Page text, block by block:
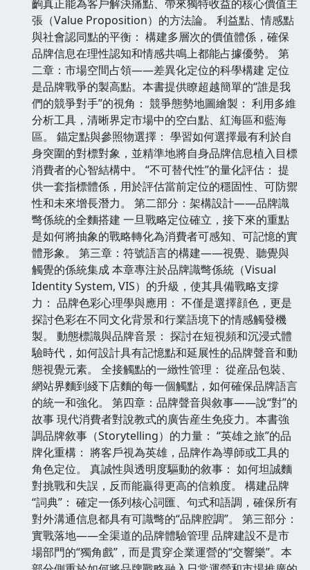
齣真正能為客戶解決痛點、帶來獨特收益的核心價值主
張（Value Proposition）的方法論。 利益點、情感點
與社會認同點的平衡： 構建多層次的價值體係，確保
品牌信息在理性認知和情感共鳴上都能占據優勢。 第
二章：市場空間占領——差異化定位的科學構建 定位
是品牌戰爭的製高點。本書提供瞭超越簡單的“誰是我
們的競爭對手”的視角： 競爭態勢地圖繪製： 利用多維
分析工具，清晰界定市場中的空白點、紅海區和藍海
區。 錨定點與參照物選擇： 學習如何選擇最有利於自
身突圍的對標對象，並精準地將自身品牌信息植入目標
消費者的心智結構中。 “不可替代性”的量化評估： 提
供一套指標體係，用於評估當前定位的穩固性、可防禦
性和未來增長潛力。 第二部分：架構設計——品牌識
彆係統的全麵搭建 一旦戰略定位確立，接下來的重點
是如何將抽象的戰略轉化為消費者可感知、可記憶的實
體形象。 第三章：符號語言的構建——視覺、聽覺與
觸覺的係統集成 本章專注於品牌識彆係統（Visual
Identity System, VIS）的升級，使其具備戰略支撐
力： 品牌色彩心理學與應用： 不僅是選擇顔色，更是
探討色彩在不同文化背景和行業語境下的情感觸發機
製。 動態標識與品牌音景： 探討在短視頻和沉浸式體
驗時代，如何設計具有記憶點和延展性的品牌聲音和動
態視覺元素。 全接觸點的一緻性管理： 從産品包裝、
網站界麵到綫下店麵的每一個觸點，如何確保品牌語言
的統一和強化。 第四章：品牌聲音與敘事——說“對”的
故事 現代消費者對說教式的廣告産生免疫力。本書強
調品牌敘事（Storytelling）的力量： “英雄之旅”的品
牌化重構： 將客戶視為英雄，品牌作為導師或工具的
角色定位。 真誠性與透明度驅動的敘事： 如何坦誠麵
對挑戰和失誤，反而能贏得更高的信賴度。 構建品牌
“詞典”： 確定一係列核心詞匯、句式和語調，確保所有
對外溝通信息都具有可識彆的“品牌腔調”。 第三部分：
實戰落地——全渠道的品牌體驗管理 品牌建設不是市
場部門的“獨角戲”，而是貫穿企業運營的“交響樂”。本